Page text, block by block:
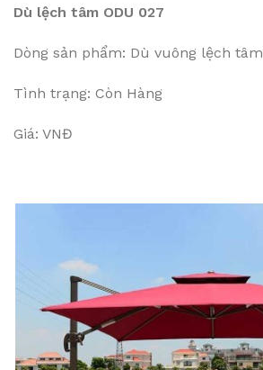
Dù lệch tâm ODU 027
Dòng sản phẩm: Dù vuông lệch tâm
Tình trạng: Còn Hàng
Giá: VNĐ